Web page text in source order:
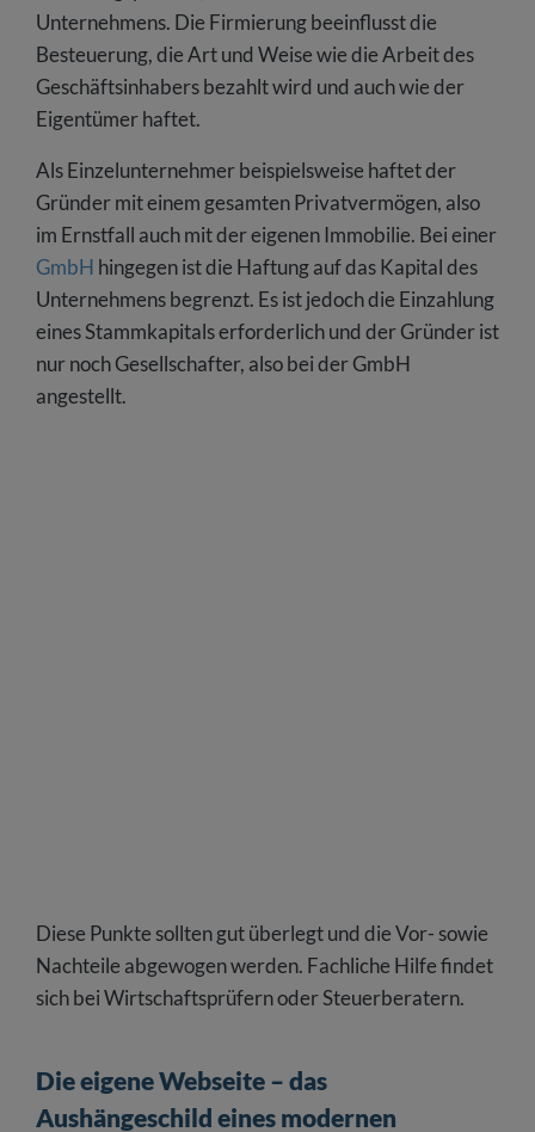
Unternehmens. Die Firmierung beeinflusst die
Besteuerung, die Art und Weise wie die Arbeit des
Geschäftsinhabers bezahlt wird und auch wie der
Eigentümer haftet.
Als Einzelunternehmer beispielsweise haftet der
Gründer mit einem gesamten Privatvermögen, also
im Ernstfall auch mit der eigenen Immobilie. Bei einer
GmbH hingegen ist die Haftung auf das Kapital des
Unternehmens begrenzt. Es ist jedoch die Einzahlung
eines Stammkapitals erforderlich und der Gründer ist
nur noch Gesellschafter, also bei der GmbH
angestellt.
Diese Punkte sollten gut überlegt und die Vor- sowie
Nachteile abgewogen werden. Fachliche Hilfe findet
sich bei Wirtschaftsprüfern oder Steuerberatern.
Die eigene Webseite – das
Aushängeschild eines modernen